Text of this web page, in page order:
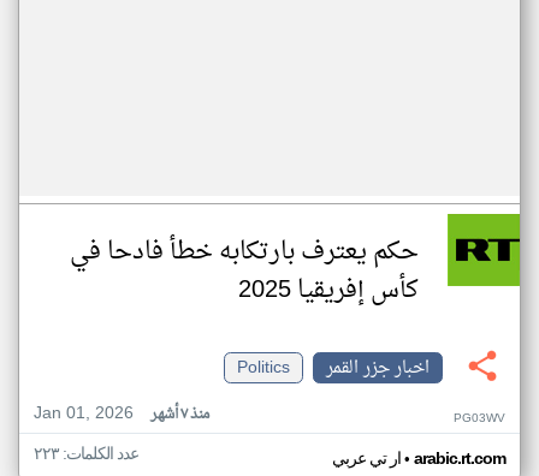
حكم يعترف بارتكابه خطأ فادحا في
كأس إفريقيا 2025
اخبار جزر القمر
Politics
Jan 01, 2026
منذ ٧ أشهر PG03WV
ار تي عربي• arabic.rt.com عدد الكلمات: ٢٢٣